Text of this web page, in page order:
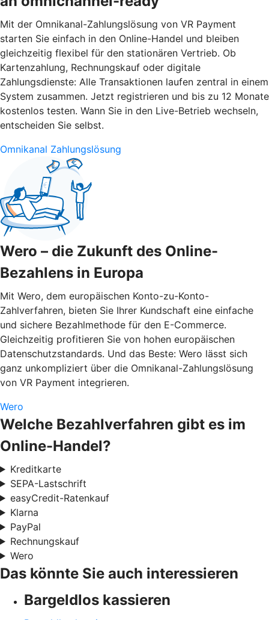
Mit der Omnikanal-Zahlungslösung von VR Payment
starten Sie einfach in den Online-Handel und bleiben
gleichzeitig flexibel für den stationären Vertrieb. Ob
Kartenzahlung, Rechnungskauf oder digitale
Zahlungsdienste: Alle Transaktionen laufen zentral in einem
System zusammen. Jetzt registrieren und bis zu 12 Monate
kostenlos testen. Wann Sie in den Live-Betrieb wechseln,
entscheiden Sie selbst.
Omnikanal Zahlungslösung
Wero – die Zukunft des Online-
Bezahlens in Europa
Mit Wero, dem europäischen Konto-zu-Konto-
Zahlverfahren, bieten Sie Ihrer Kundschaft eine einfache
und sichere Bezahlmethode für den E-Commerce.
Gleichzeitig profitieren Sie von hohen europäischen
Datenschutzstandards. Und das Beste: Wero lässt sich
ganz unkompliziert über die Omnikanal-Zahlungslösung
von VR Payment integrieren.
Wero
Welche Bezahlverfahren gibt es im
Online-Handel?
Kreditkarte
SEPA-Lastschrift
easyCredit-Ratenkauf
Klarna
PayPal
Rechnungskauf
Wero
Das könnte Sie auch interessieren
Bargeldlos kassieren